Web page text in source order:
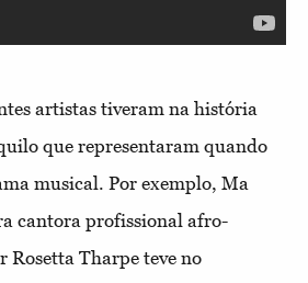
artistas tiveram na história
que representaram quando
musical. Por exemplo, Ma
cantora profissional afro-
Rosetta Tharpe teve no